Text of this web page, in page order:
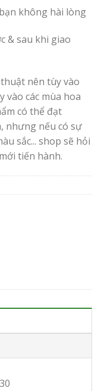
không hài lòng
& sau khi giao
nên tùy vào
vào các mùa hoa
có thể đạt
nhưng nếu có sự
sắc... shop sẽ hỏi
tiến hành.